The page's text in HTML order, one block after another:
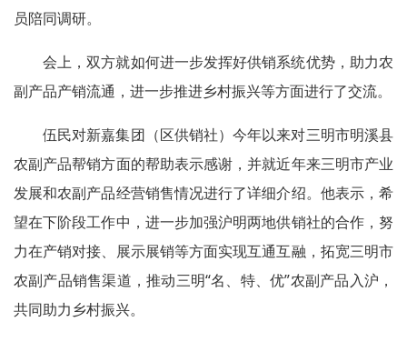
员陪同调研。
会上，双方就如何进一步发挥好供销系统优势，助力农
副产品产销流通，进一步推进乡村振兴等方面进行了交流。
伍民对新嘉集团（区供销社）今年以来对三明市明溪县
农副产品帮销方面的帮助表示感谢，并就近年来三明市产业
发展和农副产品经营销售情况进行了详细介绍。他表示，希
望在下阶段工作中，进一步加强沪明两地供销社的合作，努
力在产销对接、展示展销等方面实现互通互融，拓宽三明市
农副产品销售渠道，推动三明“名、特、优”农副产品入沪，
共同助力乡村振兴。